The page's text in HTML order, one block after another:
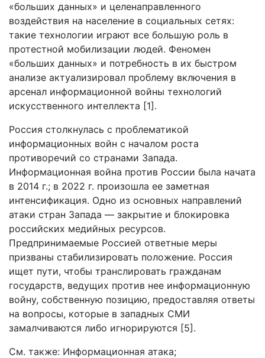
«больших данных» и целенаправленного
воздействия на население в социальных сетях:
такие технологии играют все большую роль в
протестной мобилизации людей. Феномен
«больших данных» и потребность в их быстром
анализе актуализировал проблему включения в
арсенал информационной войны технологий
искусственного интеллекта [1].
Россия столкнулась с проблематикой
информационных войн с началом роста
противоречий со странами Запада.
Информационная война против России была начата
в 2014 г.; в 2022 г. произошла ее заметная
интенсификация. Одно из основных направлений
атаки стран Запада — закрытие и блокировка
российских медийных ресурсов.
Предпринимаемые Россией ответные меры
призваны стабилизировать положение. Россия
ищет пути, чтобы транслировать гражданам
государств, ведущих против нее информационную
войну, собственную позицию, предоставляя ответы
на вопросы, которые в западных СМИ
замалчиваются либо игнорируются [5].
См. также: Информационная атака;